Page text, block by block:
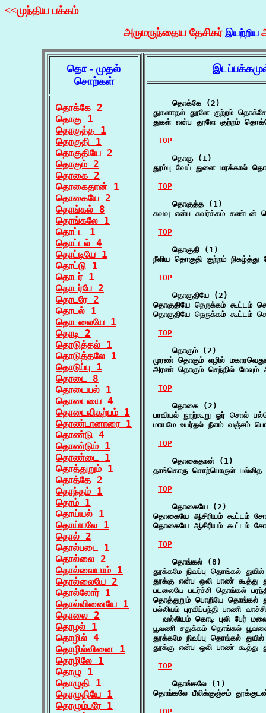
<<முந்திய பக்கம்
அருமருந்தைய தேசிகர் இயற்றிய
தொ - முதல்
சொற்கள்
தொக்கே 2
தொகு 1
தொகுத்த 1
தொகுதி 1
தொகுதியே 2
தொகும் 2
தொகை 2
தொகைதான் 1
தொகையே 2
தொங்கல் 8
தொங்கலே 1
தொட்ட 1
தொட்டல் 4
தொட்டியே 1
தொட்டு 1
தொடர் 1
தொடர்பே 2
தொடரே 2
தொடல் 1
தொடலையே 1
தொடி 2
தொடுத்தல் 1
தொடுத்தலே 1
தொடுப்பு 1
தொடை 8
தொடையல் 1
தொடையை 4
தொடைவிகற்பம் 1
தொண்டானாரை 1
தொண்டு 4
தொண்டும் 1
தொண்டை 1
தொத்துறும் 1
தொத்தே 2
தொந்தம் 1
தொம் 1
தொய்யல் 1
தொய்யலே 1
தொல் 2
தொல்படை 1
தொல்லை 2
தொல்லையாம் 1
தொல்லையே 2
தொல்லோர் 1
தொல்வினையே 1
தொலை 2
தொழல் 1
தொழில் 4
தொழில்வினை 1
தொழிலே 1
தொழு 1
தொழுதி 1
தொழுதியே 1
தொழும்பரே 1
    தொக்கே (2)
துகளாதல் தூளே குற்றம்
துகள் என்ப தூளே குற்றம்
TOP
    தொகு (1)
தூம்பு வேய் துளை மரக்கால்
TOP
    தொகுத்த (1)
சுவவு என்ப சுவர்க்கம்
TOP
    தொகுதி (1)
நீளிய தொகுதி குற்றம்
TOP
    தொகுதியே (2)
தொகுதியே நெருக்கம் கூட்டம்
தொகுதியே நெருக்கம் கூட்டம்
TOP
    தொகும் (2)
முரண் தொகும் எழில்
அரண் தொகும் செந்தில் மேவும்
TOP
    தொகை (2)
பாவியல் நூற்கூறு ஓர் சொல்
மாயமே உயர்தல் நீளம் வஞ்சம்
TOP
    தொகைதான் (1)
தாங்கொரு சொற்பொருள்
TOP
    தொகையே (2)
தொகையே ஆசிரியம் கூட்டம்
தொகையே ஆசிரியம் கூட்டம்
TOP
    தொங்கல் (8)
தூக்கமே நிவப்பு தொங்கல்
தூக்கு என்ப ஒலி பாண்
படலையே படர்ச்சி தொங்கல்
தொத்துறும் பொறியே தொங்கல்
பல்லியம் புரவிப்பந்தி பாணி
வல்லியம் கொடி புலி பேர்
பூவணி சதுக்கம் தொங்கல்
தூக்கமே நிவப்பு தொங்கல்
தூக்கு என்ப ஒலி பாண்
TOP
    தொங்கலே (1)
தொங்கலே பீலிக்குஞ்சம்